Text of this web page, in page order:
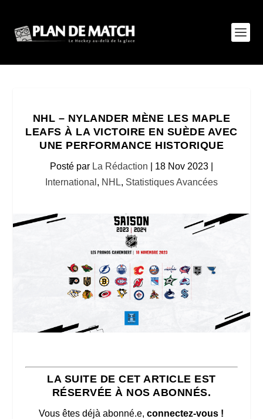
NHL – NYLANDER MÈNE LES MAPLE
LEAFS À LA VICTOIRE EN SUÈDE AVEC
UNE PERFORMANCE HISTORIQUE
Posté par La Rédaction 18 Nov 2023
International , NHL, Statistiques Avancées
LA SUITE DE CET ARTICLE EST
RÉSERVÉE À NOS ABONNÉS.
Vous êtes déjà abonné.e,connectez-vous !